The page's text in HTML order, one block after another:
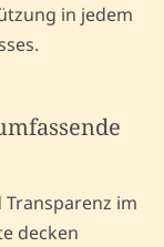
in jedem
im
decken